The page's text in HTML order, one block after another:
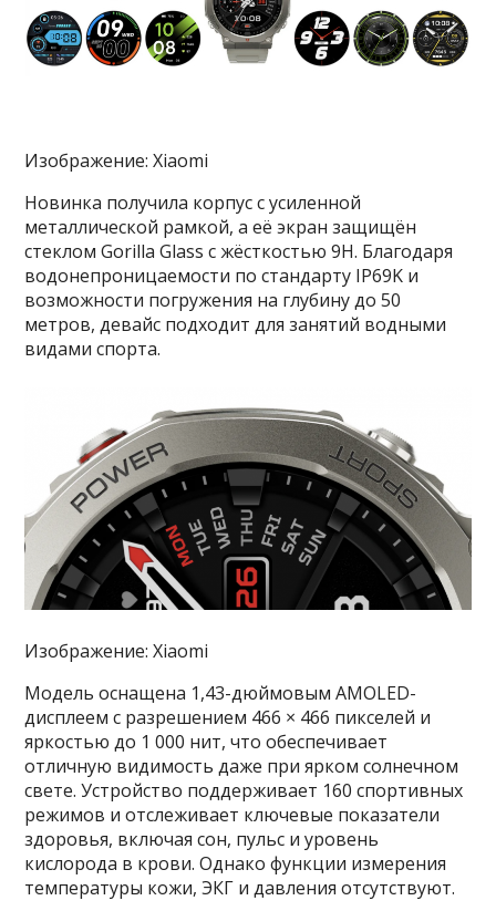
Изображение: Xiaomi
Новинка получила корпус с усиленной
металлической рамкой, а её экран защищён
стеклом Gorilla Glass с жёсткостью 9H. Благодаря
водонепроницаемости по стандарту IP69K и
возможности погружения на глубину до 50
метров, девайс подходит для занятий водными
видами спорта.
Изображение: Xiaomi
Модель оснащена 1,43-дюймовым AMOLED-
дисплеем с разрешением 466 × 466 пикселей и
яркостью до 1 000 нит, что обеспечивает
отличную видимость даже при ярком солнечном
свете. Устройство поддерживает 160 спортивных
режимов и отслеживает ключевые показатели
здоровья, включая сон, пульс и уровень
кислорода в крови. Однако функции измерения
температуры кожи, ЭКГ и давления отсутствуют.